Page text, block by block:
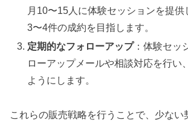
月10〜15人に体験セッションを提供
3〜4件の成約を目指します。
定期的なフォローアップ：体験セッ
ローアップメールや相談対応を行い
ようにします。
これらの販売戦略を行うことで、少ない